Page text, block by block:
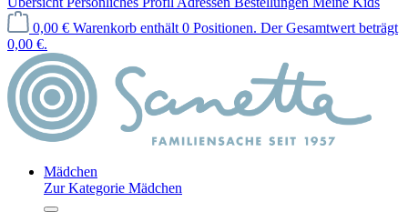
0,00 € Warenkorb enthält 0 Positionen. Der Gesamtwert beträgt
0,00 €.
Mädchen
Zur Kategorie Mädchen